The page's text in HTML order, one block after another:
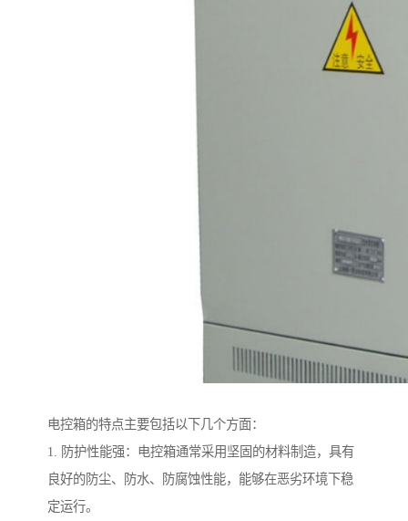
电控箱的特点主要包括以下几个方面：
1. 防护性能强：电控箱通常采用坚固的材料制造，具有
良好的防尘、防水、防腐蚀性能，能够在恶劣环境下稳
定运行。